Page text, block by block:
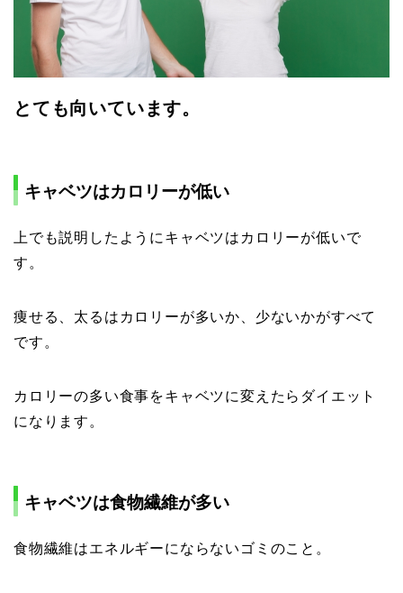
とても向いています。
キャベツはカロリーが低い
上でも説明したようにキャベツはカロリーが低いで
す。
痩せる、太るはカロリーが多いか、少ないかがすべて
です。
カロリーの多い食事をキャベツに変えたらダイエット
になります。
キャベツは食物繊維が多い
食物繊維はエネルギーにならないゴミのこと。